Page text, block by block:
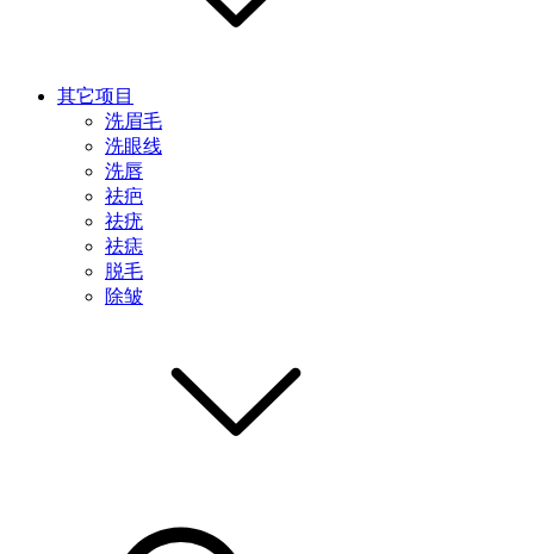
其它项目
洗眉毛
洗眼线
洗唇
祛疤
祛疣
祛痣
脱毛
除皱